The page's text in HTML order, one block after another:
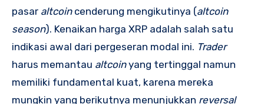
pasar altcoincenderung mengikutinya (altcoin
season). Kenaikan harga XRP adalah salah satu
indikasi awal dari pergeseran modal ini. Trader
harus memantau altcoinyang tertinggal namun
memiliki fundamental kuat, karena mereka
mungkin yang berikutnya menunjukkan reversal